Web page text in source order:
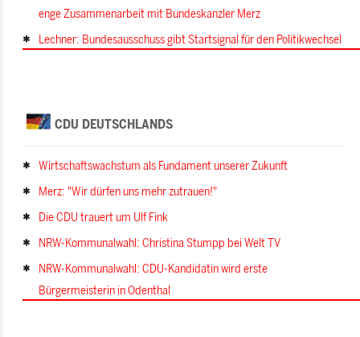
enge Zusammenarbeit mit Bundeskanzler Merz
Lechner: Bundesausschuss gibt Startsignal für den Politikwechsel
CDU DEUTSCHLANDS
Wirtschaftswachstum als Fundament unserer Zukunft
Merz: "Wir dürfen uns mehr zutrauen!"
Die CDU trauert um Ulf Fink
NRW-Kommunalwahl: Christina Stumpp bei Welt TV
NRW-Kommunalwahl: CDU-Kandidatin wird erste
Bürgermeisterin in Odenthal